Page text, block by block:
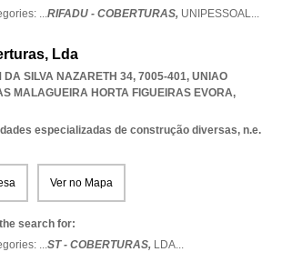
...RIFADU - COBERTURAS, UNIPESSOAL...
Lda
DA SILVA NAZARETH 34, 7005-401, UNIAO
MALAGUEIRA HORTA FIGUEIRAS EVORA,
especializadas de construção diversas, n.e.
Ver no Mapa
search for:
...ST - COBERTURAS, LDA...